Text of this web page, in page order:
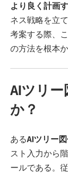
より良く計画
ネス戦略を立
考案する際、
の方法を根本
AIツリ
か？
あるAIツリー
スト入力から
ールである。